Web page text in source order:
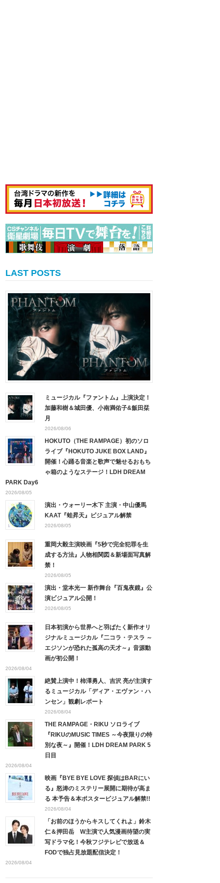
LAST POSTS
ミュージカル『ファントム』上演決定！
加藤和樹＆城田優、小南満佑子&飯田栞
月
2026/08/06
HOKUTO（THE RAMPAGE）初のソロ
ライブ『HOKUTO JUKE BOX LAND』
開催！心踊る音楽と歌声で魅せるおもち
ゃ箱のようなステージ！LDH DREAM
PARK Day6
2026/08/05
演出・ウォーリー木下 主演・中山優馬
KAAT『蛙昇天』ビジュアル解禁
2026/08/05
重岡大毅主演映画『5秒で完全犯罪を生
成する方法』人物相関図＆新場面写真解
禁！
2026/08/05
演出・堂本光一 新作舞台『百鬼夜鏡』公
演ビジュアル公開！
2026/08/05
日本初演から世界へと羽ばたく新作オリ
ジナルミュージカル『二コラ・テスラ ～
エジソンが恐れた孤高の天才～』音源動
画が初公開！
2026/08/04
絶賛上演中！柿澤勇人、吉沢 亮が主演す
るミュージカル「ディア・エヴァン・ハ
ンセン」観劇レポート
2026/08/04
THE RAMPAGE・RIKU ソロライブ
『RIKUのMUSIC TIMES ～今夜限りの特
別な夜～』開催！LDH DREAM PARK 5
日目
2026/08/04
映画『BYE BYE LOVE 探偵はBARにい
る』怒涛のミステリー展開に期待が高ま
る 本予告＆本ポスタービジュアル解禁!!
2026/08/04
「お前のほうからキスしてくれよ」鈴木
仁＆押田岳 W主演で人気漫画待望の実
写ドラマ化！今秋フジテレビで放送＆
FODで独占見放題配信決定！
2026/08/04